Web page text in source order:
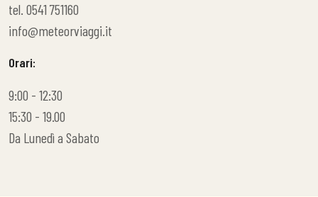
tel. 0541 751160
info@meteorviaggi.it
Orari:
9:00 - 12:30
15:30 - 19.00
Da Lunedì a Sabato